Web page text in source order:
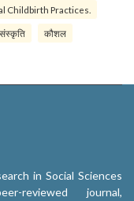
Childbirth Practices.
संस्कृति कौशल
in Social Sciences
reviewed journal,